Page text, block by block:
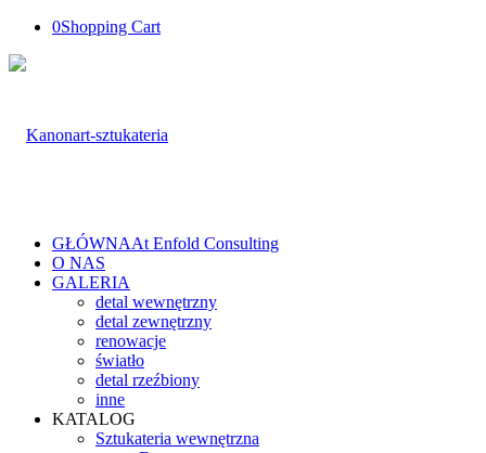
0Shopping Cart
GŁÓWNAAt Enfold Consulting
O NAS
GALERIA
detal wewnętrzny
detal zewnętrzny
renowacje
światło
detal rzeźbiony
inne
KATALOG
Sztukateria wewnętrzna